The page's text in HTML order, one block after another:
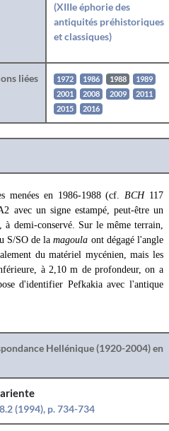
(XIIIe éphorie des
antiquités préhistoriques
et classiques)
liées 1972 1986 1988
1989
2001
2008 2009
2011
2015
2016
menées en 1986-1988 (cf. BCH117
avec un signe estampé, peut-être un
à demi-conservé. Sur le même terrain,
S/SO de lamagoula ont dégagé l'angle
du matériel mycénien, mais les
à 2,10 m de profondeur, on a
d'identifier Pefkakia avec l'antique
Hellénique (1920-2004) en
(1994), p. 734-734